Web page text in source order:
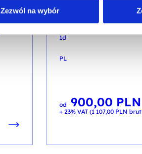
Zezwól na wybór
kod szkolenia: ZP-LEAN-
1d
PL
od 900,00 PLN
+ 23% VAT (1 107,00 PLN